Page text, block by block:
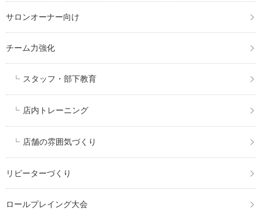
サロンオーナー向け
チーム力強化
スタッフ・部下教育
店内トレーニング
店舗の雰囲気づくり
リピーターづくり
ロールプレイング大会